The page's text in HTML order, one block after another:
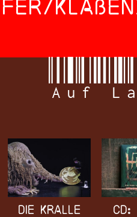
Auf
Die Kralle